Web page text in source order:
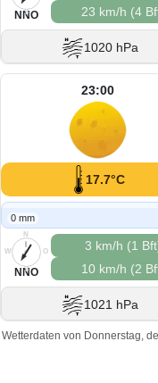
S
NNO
23 km/h (4
1020 hPa
23:00
17.7°C
0 mm
N
O
S
W
NNO
3 km/h (1
10 km/h (2
1021 hPa
Wetterdaten von Donnerstag,